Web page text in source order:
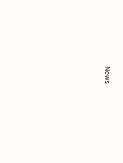
News